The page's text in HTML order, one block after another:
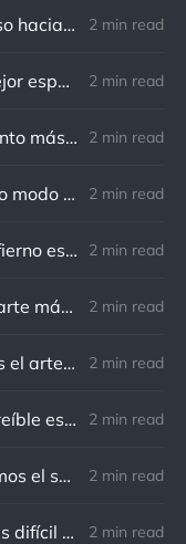
Richard Cecil: El primer paso hacia el conocimiento es saber que somos ignorantes. 2 min read
Peter Nivio Zarlenga: El mejor espejo es un viejo amigo. 2 min read
Norman Schwarzkopf: Cuanto más sudes por la paz, menos sangras por la guerra. 2 min read
Marco Aurelio: El verdadero modo de vengarse de un enemigo es no parecérsele. 2 min read
Nietzsche: El camino del infierno está asfaltado de buenas intenciones. 2 min read
Platón: El comienzo es la parte más importante del trabajo 2 min read
Claridad Mental: Escribir es el arte de calmar y despejar la mente. 2 min read
Charles R. Swindoll: Lo increíble es que cada día podemos elegir la actitud que adoptaremos. 2 min read
Nietzsche: Todos necesitamos el sentido de culpa, pero nadie necesita sentirse culpable. 2 min read
G. Washington: Cuanto más difícil es el conflicto, mayor es el triunfo. 2 min read